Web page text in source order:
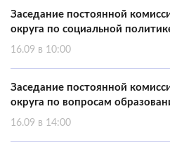
Заседание постоянной
округа по социальной
16.09 в 10:00
Заседание постоянной
округа по вопросам
16.09 в 14:00